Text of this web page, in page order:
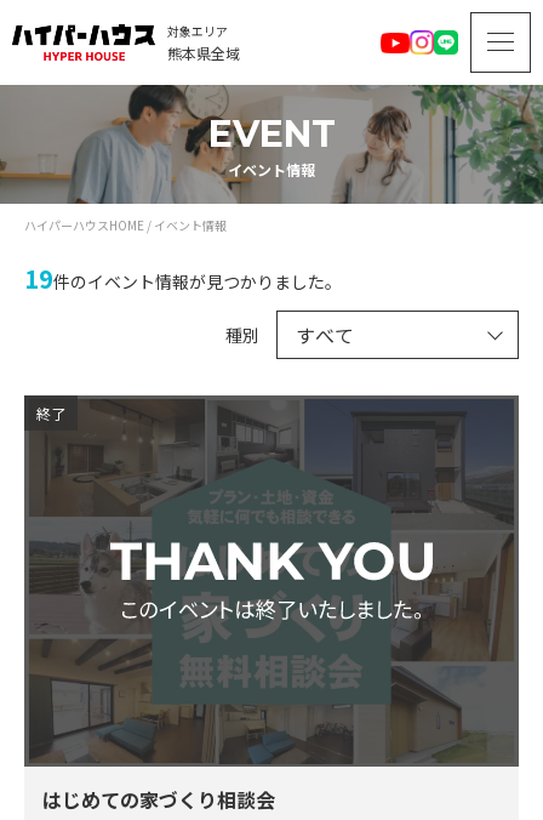
対象エリア
熊本県全域
EVENT
イベント情報
ハイパーハウスHOME / イベント情報
19件のイベント情報が見つかりました。
種別
終了
はじめての家づくり相談会